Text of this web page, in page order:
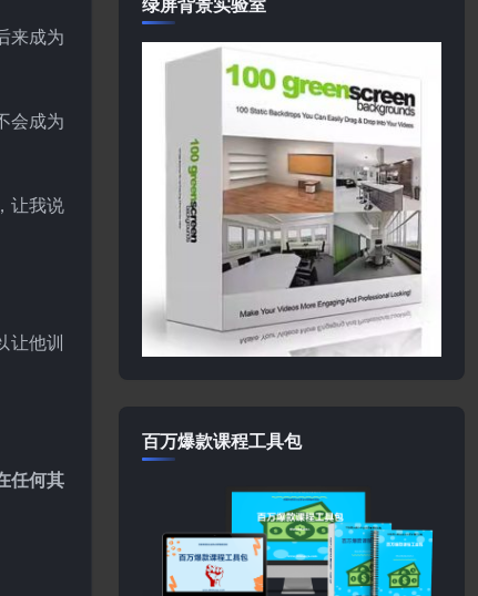
来成为
会成为
让我说
让他训
任何其
百万爆款课程工具包